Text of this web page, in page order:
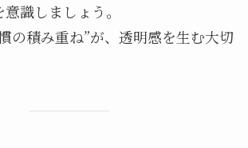
識しましょう。
の積み重ね”が、透明感を生む大切